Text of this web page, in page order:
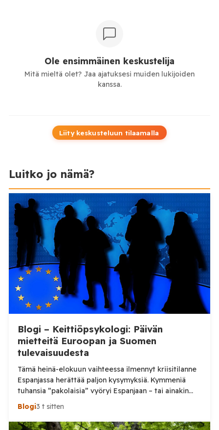
Ole ensimmäinen keskustelija
Mitä mieltä olet? Jaa ajatuksesi muiden lukijoiden
kanssa.
Liity keskusteluun tilaamalla
Luitko jo nämä?
Blogi – Keittiöpsykologi: Päivän
mietteitä Euroopan ja Suomen
tulevaisuudesta
Tämä heinä-elokuun vaihteessa ilmennyt kriisitilanne
Espanjassa herättää paljon kysymyksiä. Kymmeniä
tuhansia ”pakolaisia” vyöryi Espanjaan – tai ainakin
tuhansia, kun en aivan tarkkaa tilannetta tiedä.
Viimeisin tieto, jonka näin oli perjantai-illalta
somepäivityksessä n. 60 000, eli aivan järjetön määrä.
Blogi3 t sitten